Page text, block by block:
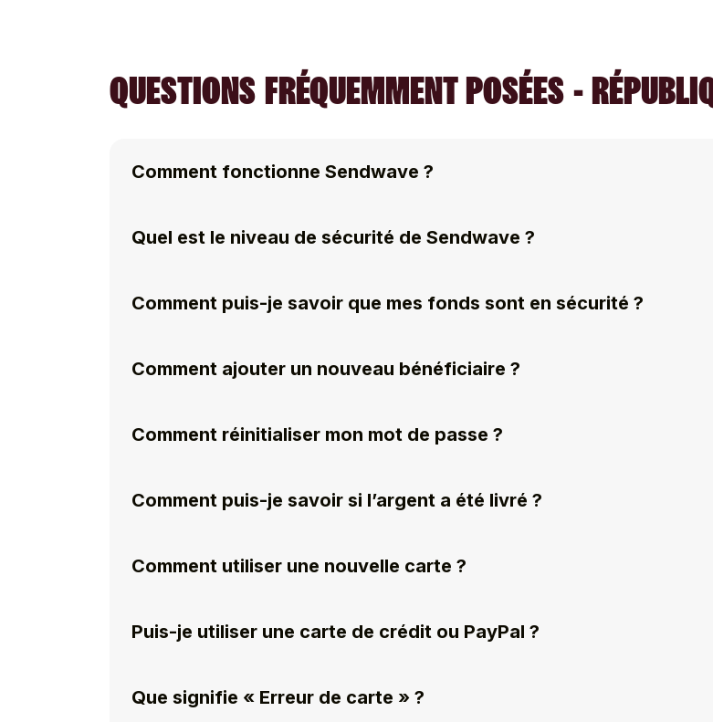
QUESTIONS FRÉQUEMMENT POSÉES -
Comment fonctionne Sendwave ?
Quel est le niveau de sécurité de Sendwave ?
Comment puis-je savoir que mes fonds sont en sécurité ?
Comment ajouter un nouveau bénéficiaire ?
Comment réinitialiser mon mot de passe ?
Comment puis-je savoir si l’argent a été livré ?
Comment utiliser une nouvelle carte ?
Puis-je utiliser une carte de crédit ou PayPal ?
Que signifie « Erreur de carte » ?